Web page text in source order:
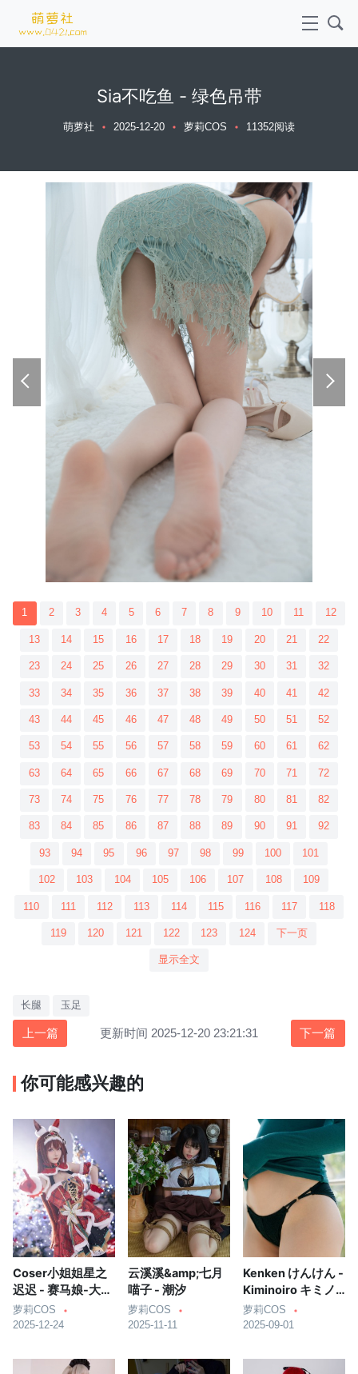
Sia不吃鱼 - 绿色吊带
萌萝社 2025-12-20 萝莉COS 11352阅读
1 2 3 4 5 6 7 8 9 10 11 12
13 14 15 16 17 18 19 20 21 22
23 24 25 26 27 28 29 30 31 32
33 34 35 36 37 38 39 40 41 42
43 44 45 46 47 48 49 50 51 52
53 54 55 56 57 58 59 60 61 62
63 64 65 66 67 68 69 70 71 72
73 74 75 76 77 78 79 80 81 82
83 84 85 86 87 88 89 90 91 92
93 94 95 96 97 98 99 100 101
102 103 104 105 106 107 108 109
110 111 112 113 114 115 116 117 118
119 120 121 122 123 124 下一页
显示全文
长腿 玉足
上一篇 更新时间 2025-12-20 23:21:31 下一篇
你可能感兴趣的
Coser小姐姐星之
迟迟 - 赛马娘-大和
赤骥 圣诞衣装
萝莉COS
2025-12-24
云溪溪&amp;七月
喵子 - 潮汐
萝莉COS
2025-11-11
Kenken けんけん -
Kiminoiro キミノ
イロ
萝莉COS
2025-09-01